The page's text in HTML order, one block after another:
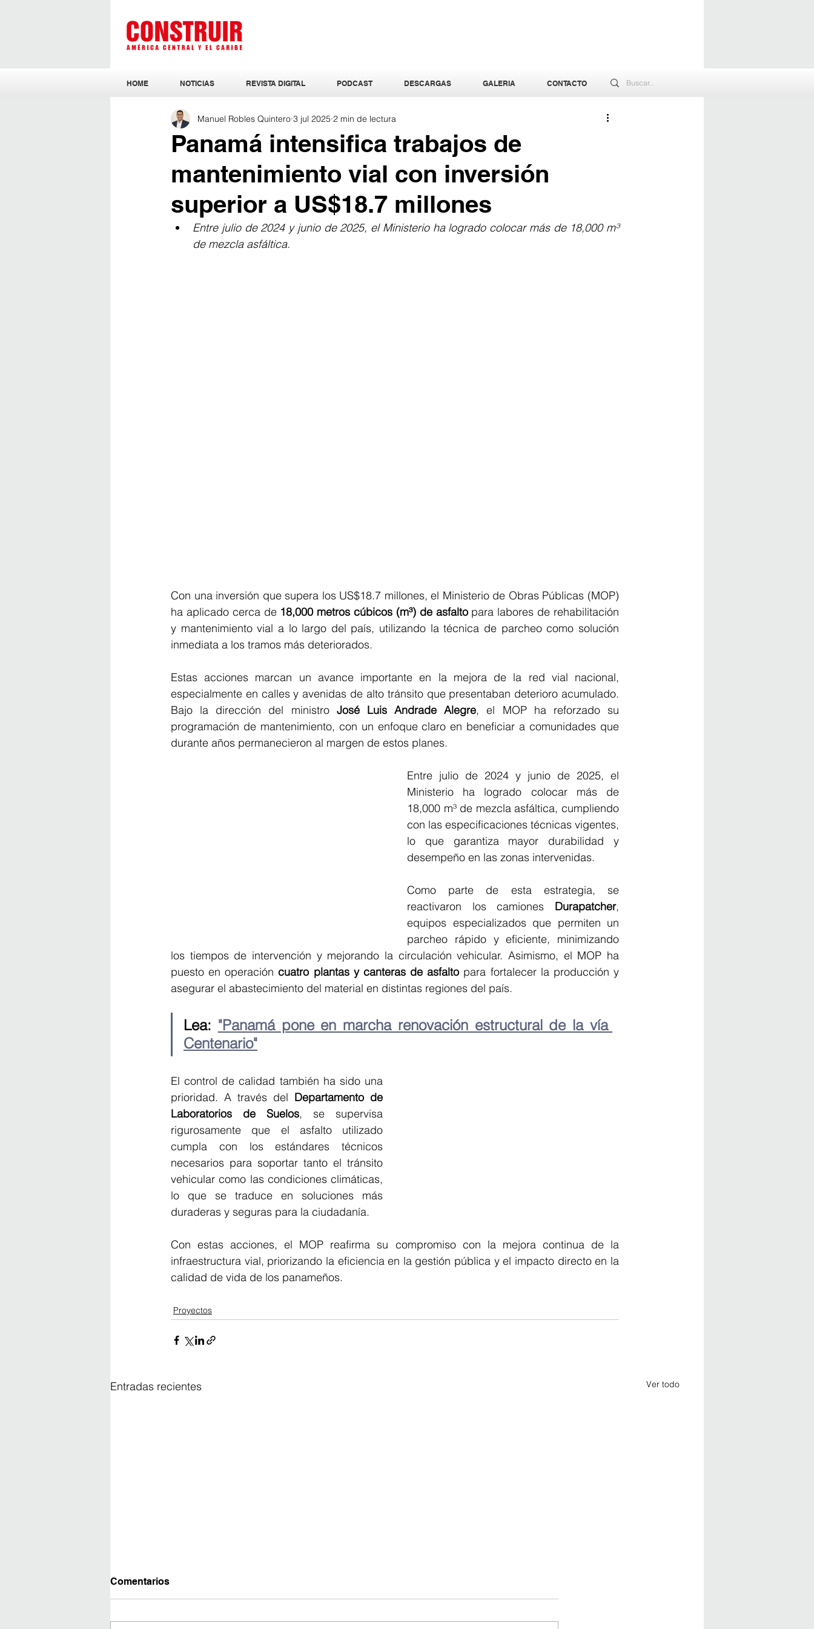
HOME NOTICIAS REVISTA DIGITAL PODCAST DESCARGAS GALERIA CONTACTO
Panamá intensifica trabajos de
mantenimiento vial con inversión
superior a US$18.7 millones
Manuel Robles Quintero 3 jul 2025 2 min de lectura
Entre julio de 2024 y junio de 2025, el Ministerio ha logrado colocar más de 18,000 m³
de mezcla asfáltica.
Con una inversión que supera los US$18.7 millones, el Ministerio de Obras Públicas (MOP)
ha aplicado cerca de 18,000 metros cúbicos (m³) de asfalto para labores de rehabilitación
y mantenimiento vial a lo largo del país, utilizando la técnica de parcheo como solución
inmediata a los tramos más deteriorados.
Estas acciones marcan un avance importante en la mejora de la red vial nacional,
especialmente en calles y avenidas de alto tránsito que presentaban deterioro acumulado.
Bajo la dirección del ministro José Luis Andrade Alegre, el MOP ha reforzado su
programación de mantenimiento, con un enfoque claro en beneficiar a comunidades que
durante años permanecieron al margen de estos planes.
Entre julio de 2024 y junio de 2025, el
Ministerio ha logrado colocar más de
18,000 m³ de mezcla asfáltica, cumpliendo
con las especificaciones técnicas vigentes,
lo que garantiza mayor durabilidad y
desempeño en las zonas intervenidas.
Como parte de esta estrategia, se
reactivaron los camiones Durapatcher,
equipos especializados que permiten un
parcheo rápido y eficiente, minimizando
los tiempos de intervención y mejorando la circulación vehicular. Asimismo, el MOP ha
puesto en operación cuatro plantas y canteras de asfalto para fortalecer la producción y
asegurar el abastecimiento del material en distintas regiones del país.
Lea: "Panamá pone en marcha renovación estructural de la vía
Centenario"
El control de calidad también ha sido una
prioridad. A través del Departamento de
Laboratorios de Suelos, se supervisa
rigurosamente que el asfalto utilizado
cumpla con los estándares técnicos
necesarios para soportar tanto el tránsito
vehicular como las condiciones climáticas,
lo que se traduce en soluciones más
duraderas y seguras para la ciudadanía.
Con estas acciones, el MOP reafirma su compromiso con la mejora continua de la
infraestructura vial, priorizando la eficiencia en la gestión pública y el impacto directo en la
calidad de vida de los panameños.
Proyectos
Entradas recientes Ver todo
Comentarios